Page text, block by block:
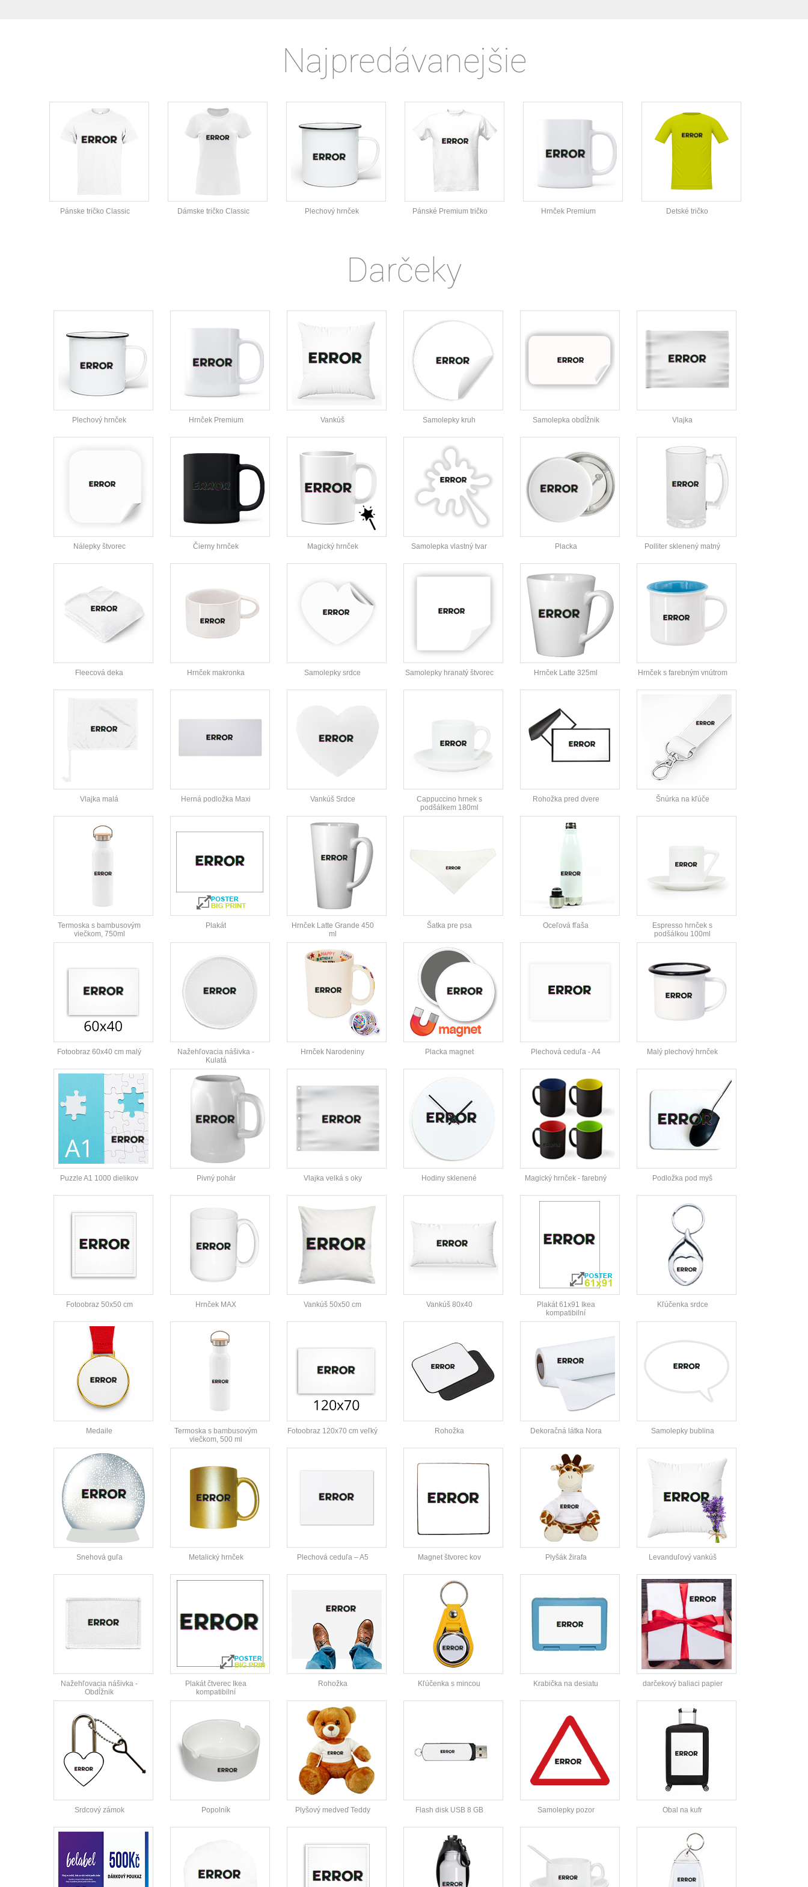
Najpredávanejšie
Pánske tričko Classic Dámske tričko Classic Plechový hrnček Pánské Premium tričko Hrnček Premium Detské tričko
Darčeky
Plechový hrnček Hrnček Premium Vankúš Samolepky kruh Samolepka obdĺžnik Vlajka
Nálepky štvorec Čierny hrnček Magický hrnček Samolepka vlastný tvar Placka Polliter sklenený matný
Fleecová deka Hrnček makronka Samolepky srdce Samolepky hranatý štvorec Hrnček Latte 325ml Hrnček s farebným vnútrom
Vlajka malá Herná podložka Maxi Vankúš Srdce
Cappuccino hrnek s
podšálkem 180ml
Rohožka pred dvere Šnúrka na kľúče
Termoska s bambusovým
viečkom, 750ml
Plakát
Hrnček Latte Grande 450
ml
Šatka pre psa Oceľová fľaša
Espresso hrnček s
podšálkou 100ml
Fotoobraz 60x40 cm malý
Nažehľovacia nášivka -
Kulatá
Hrnček Narodeniny Placka magnet Plechová ceduľa - A4 Malý plechový hrnček
Puzzle A1 1000 dielikov Pivný pohár Vlajka velká s oky Hodiny sklenené Magický hrnček - farebný Podložka pod myš
Fotoobraz 50x50 cm Hrnček MAX Vankúš 50x50 cm Vankúš 80x40
Plakát 61x91 Ikea
kompatibilní
Kľúčenka srdce
Medaile
Termoska s bambusovým
viečkom, 500 ml
Fotoobraz 120x70 cm veľký Rohožka Dekoračná látka Nora Samolepky bublina
Snehová guľa Metalický hrnček Plechová ceduľa – A5 Magnet štvorec kov Plyšák žirafa Levanduľový vankúš
Nažehľovacia nášivka -
Obdĺžnik
Plakát čtverec Ikea
kompatibilní
Rohožka Kľúčenka s mincou Krabička na desiatu darčekový baliaci papier
Srdcový zámok Popolník Plyšový medveď Teddy Flash disk USB 8 GB Samolepky pozor Obal na kufr